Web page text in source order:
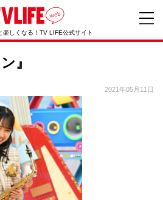
楽しくなる！TV LIFE公式サイト
』
2021年05月11日